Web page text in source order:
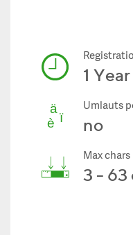
1 Year
Umlauts
no
Max chars
3 - 63